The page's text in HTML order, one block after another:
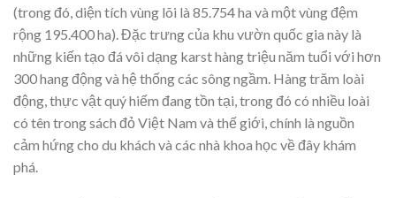
(trong đó, diện tích vùng lõi là 85.754 ha và một vùng đệm
rộng 195.400 ha). Đặc trưng của khu vườn quốc gia này là
những kiến tạo đá vôi dạng karst hàng triệu năm tuổi với hơn
300 hang động và hệ thống các sông ngầm. Hàng trăm loài
động, thực vật quý hiếm đang tồn tại, trong đó có nhiều loài
có tên trong sách đỏ Việt Nam và thế giới, chính là nguồn
cảm hứng cho du khách và các nhà khoa học về đây khám
phá.